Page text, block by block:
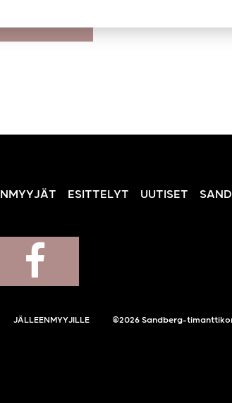
ESITTELYT UUTISET
JÄLLEENMYYJILLE ©2026 Sandberg-